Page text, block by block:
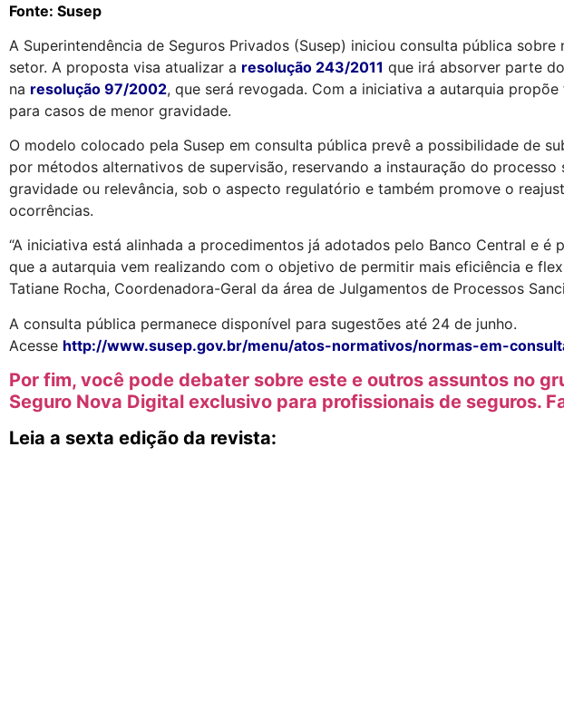
Fonte: Susep
A Superintendência de Seguros Privados (Susep) iniciou consulta pública sobre
setor. A proposta visa atualizar a resolução 243/2011 que irá absorver parte
na resolução 97/2002, que será revogada. Com a iniciativa a autarquia
para casos de menor gravidade.
O modelo colocado pela Susep em consulta pública prevê a possibilidade de
por métodos alternativos de supervisão, reservando a instauração do
gravidade ou relevância, sob o aspecto regulatório e também promove o
ocorrências.
“A iniciativa está alinhada a procedimentos já adotados pelo Banco Central e é
que a autarquia vem realizando com o objetivo de permitir mais eficiência e
Tatiane Rocha, Coordenadora-Geral da área de Julgamentos de Processos
A consulta pública permanece disponível para sugestões até 24 de junho.
Acesse http://www.susep.gov.br/menu/atos-normativos/normas-em-
Por fim, você pode debater sobre este e outros assuntos no
Seguro Nova Digital exclusivo para profissionais de seguros.
Leia a sexta edição da revista: